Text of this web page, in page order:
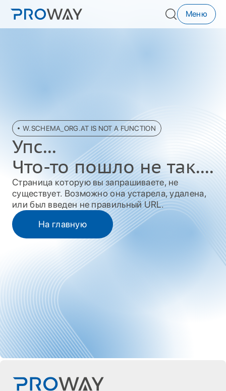
Меню
W.SCHEMA_ORG.AT IS NOT A FUNCTION
Упc...
Что-то пошло не так....
Страница которую вы запрашиваете, не
существует. Возможно она устарела, удалена,
или был введен не правильный URL.
На главную